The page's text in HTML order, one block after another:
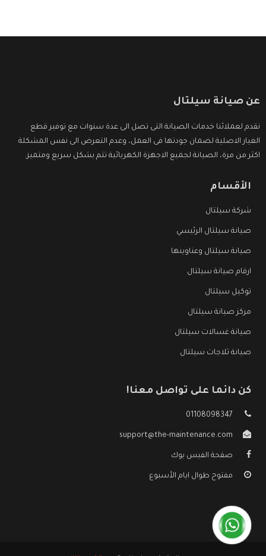
عن صيانة سيلتال
نقدم لعملائنا خدمات الصيانة التى تصل الى عدة سنوات مع توفير قطع
الغيار الاصلية لضمان جودتها فى العمل، وعدم التعرض الى نفس المشكلة
اكثر من مرة، الصيانة لجميع الاجهزة الكهربائية تتم بشكل سريع ومتميز.
الأقسام
شركة سيلتال
صيانة سيلتال الرئيسي
صيانة سيلتال وعناوينها
ارقام صيانة سيلتال
توكيل سيلتال
مركز صيانة سيلتال
صيانة غسالات سيلتال
صيانة ثلاجات سيلتال
كن دائما على تواصل معنا!
01108098347
support@the-maintenance.com
صفحة الفيس بوك
مفتوح طوال ايام الأسبوع